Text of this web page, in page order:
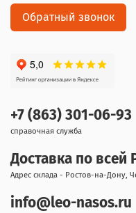
+7 (863) 301-06-93
справочная служба
Доставка по всей
Адрес склада - Ростов-на-Дону,
info@leo-nasos.ru
Обратный звонок